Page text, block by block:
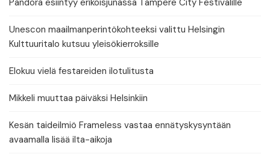
Pandora esiintyy erikoisjunassa Tampere City Festivalille
Unescon maailmanperintökohteeksi valittu Helsingin
Kulttuuritalo kutsuu yleisökierroksille
Elokuu vielä festareiden ilotulitusta
Mikkeli muuttaa päiväksi Helsinkiin
Kesän taideilmiö Frameless vastaa ennätyskysyntään
avaamalla lisää ilta-aikoja